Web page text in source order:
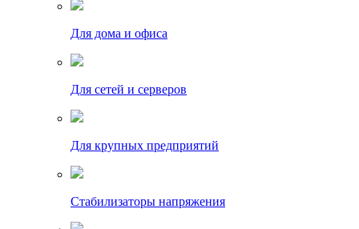
Для дома и офиса
Для сетей и серверов
Для крупных предприятий
Стабилизаторы напряжения